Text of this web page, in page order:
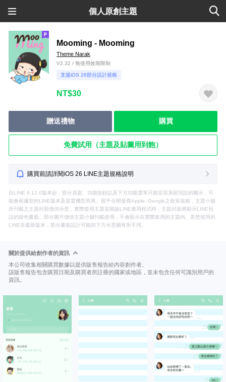
個人原創主題
Mooming - Mooming
Theme Narak
V2.32 / 無使用效期限制
支援iOS 26部分設計規格
NT$30
贈送禮物 購買
免費試用（主題及貼圖用到飽）
購買前請詳閱iOS 26 LINE主題規格說明
自LINE 9.12.0版本起，部分頁面、功能按鈕以及下方功能選單只能呈現系統預設的圖示，可
能會根據您的LINE版本及裝置機型而異。因平台開發商Apple, Google之政策規格，主題小舖
所刊載之主題封面僅供示意，實際套用主題並開啟LINE應用程式時，主題封面將顯示LINE預
設的綠色畫面。部分圖片僅供主題小舖刊載使用，不會顯示在實際套用的主題內。若您使用的
LINE非最新版本，部分畫面設計可能與下方示意圖有所不同。
關於提供給創作者的資訊
本公司收集相關購買數據以提供販售報告給內容創作者。
該販售報告包含購買日期及購買者所註冊的國家或地區，並未包含任何可識別用戶的
資訊。